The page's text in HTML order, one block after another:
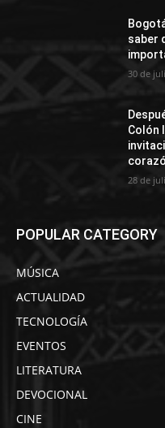
saber
30 de
Colón
28 de
POPULAR CATEGORY
MÚSICA
ACTUALIDAD
TECNOLOGÍA
EVENTOS
LITERATURA
DEVOCIONAL
CINE